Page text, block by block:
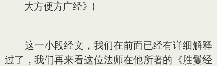
大方便方广经》)
这一小段经文，我们在前面已经有详细解释
过了，我们再来看这位法师在他所著的《胜鬘经